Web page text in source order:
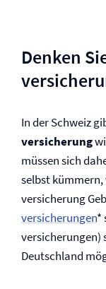
Denken
In der Schweiz
versicherung
müssen sich
selbst
versicherung
versicherungen*
versicherungen)
Deutschland